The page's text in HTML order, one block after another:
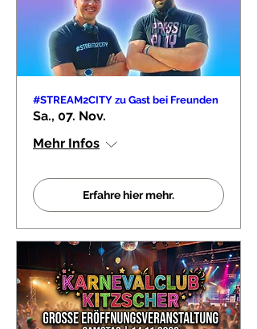
#STREAM2CITY zu Gast bei Freunden
Sa., 07. Nov.
Mehr Infos
Erfahre hier mehr.